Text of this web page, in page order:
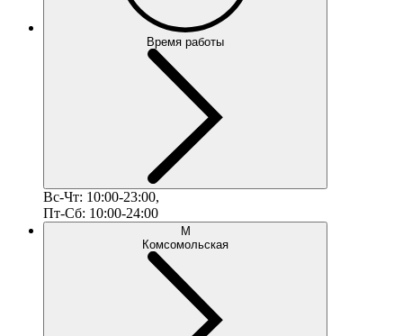
Время работы
Вс-Чт: 10:00-23:00,
Пт-Сб: 10:00-24:00
М
Комсомольская